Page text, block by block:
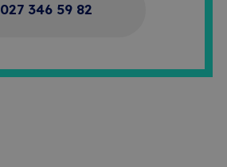
027 346 59 82